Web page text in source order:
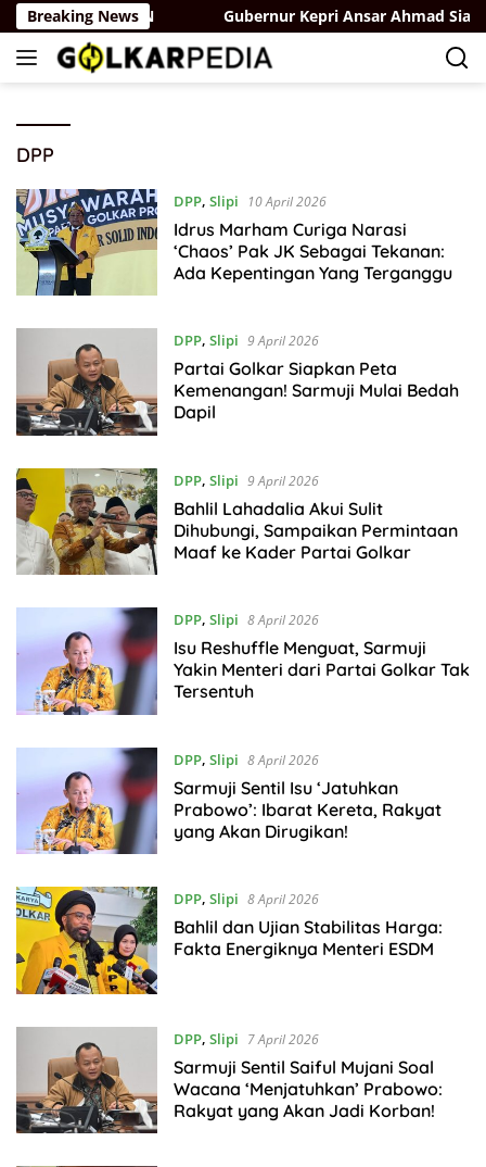
Skip
to
content
Breaking News
di ASEAN Gubernur Kepri Ansar Ahmad
DPP
DPP, Slipi 10 April 2026
Idrus Marham Curiga Narasi
‘Chaos’ Pak JK Sebagai Tekanan:
Ada Kepentingan Yang Terganggu
DPP, Slipi 9 April 2026
Partai Golkar Siapkan Peta
Kemenangan! Sarmuji Mulai Bedah
Dapil
DPP, Slipi 9 April 2026
Bahlil Lahadalia Akui Sulit
Dihubungi, Sampaikan Permintaan
Maaf ke Kader Partai Golkar
DPP, Slipi 8 April 2026
Isu Reshuffle Menguat, Sarmuji
Yakin Menteri dari Partai Golkar Tak
Tersentuh
DPP, Slipi 8 April 2026
Sarmuji Sentil Isu ‘Jatuhkan
Prabowo’: Ibarat Kereta, Rakyat
yang Akan Dirugikan!
DPP, Slipi 8 April 2026
Bahlil dan Ujian Stabilitas Harga:
Fakta Energiknya Menteri ESDM
DPP, Slipi 7 April 2026
Sarmuji Sentil Saiful Mujani Soal
Wacana ‘Menjatuhkan’ Prabowo:
Rakyat yang Akan Jadi Korban!